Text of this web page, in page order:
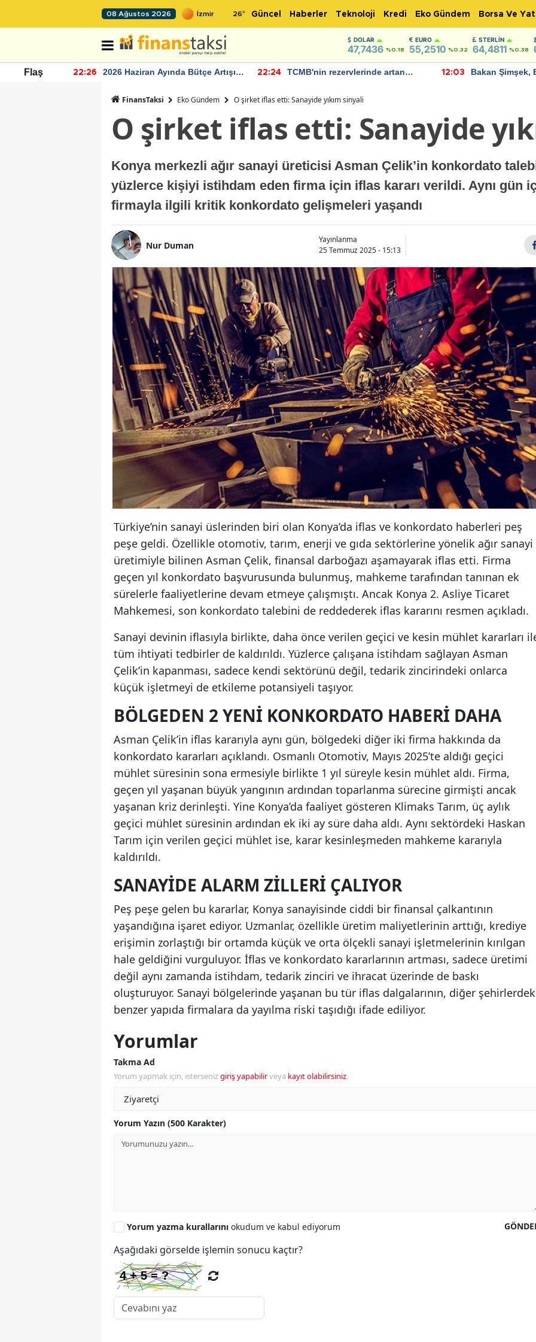
08 Ağustos 2026 26° Güncel Haberler Teknoloji Kredi Eko Gündem Borsa Ve
DOLAR
47,7436 %0.18
EURO
55,2510 %0.32
STERLIN
64,4811 %0.38
Flaş 22:26
2026 Haziran Ayında Bütçe Artışı
22:24
TCMB'nin rezervlerinde artan
12:03
Bakan Şimşek,
FinansTaksi Eko Gündem O şirket iflas etti: Sanayide yıkım sinyali
O şirket iflas etti: Sanayide
Konya merkezli ağır sanayi üreticisi Asman Çelik’in konkordato
yüzlerce kişiyi istihdam eden firma için iflas kararı verildi. Aynı gün
firmayla ilgili kritik konkordato gelişmeleri yaşandı
Nur Duman
Yayınlanma
25 Temmuz 2025 - 15:13
Türkiye’nin sanayi üslerinden biri olan Konya’da iflas ve konkordato haberleri peş
peşe geldi. Özellikle otomotiv, tarım, enerji ve gıda sektörlerine yönelik ağır sanayi
üretimiyle bilinen Asman Çelik, finansal darboğazı aşamayarak iflas etti. Firma
geçen yıl konkordato başvurusunda bulunmuş, mahkeme tarafından tanınan ek
sürelerle faaliyetlerine devam etmeye çalışmıştı. Ancak Konya 2. Asliye Ticaret
Mahkemesi, son konkordato talebini de reddederek iflas kararını resmen açıkladı.
Sanayi devinin iflasıyla birlikte, daha önce verilen geçici ve kesin mühlet kararları
tüm ihtiyati tedbirler de kaldırıldı. Yüzlerce çalışana istihdam sağlayan Asman
Çelik’in kapanması, sadece kendi sektörünü değil, tedarik zincirindeki onlarca
küçük işletmeyi de etkileme potansiyeli taşıyor.
BÖLGEDEN 2 YENI KONKORDATO HABERI DAHA
Asman Çelik’in iflas kararıyla aynı gün, bölgedeki diğer iki firma hakkında da
konkordato kararları açıklandı. Osmanlı Otomotiv, Mayıs 2025’te aldığı geçici
mühlet süresinin sona ermesiyle birlikte 1 yıl süreyle kesin mühlet aldı. Firma,
geçen yıl yaşanan büyük yangının ardından toparlanma sürecine girmişti ancak
yaşanan kriz derinleşti. Yine Konya’da faaliyet gösteren Klimaks Tarım, üç aylık
geçici mühlet süresinin ardından ek iki ay süre daha aldı. Aynı sektördeki Haskan
Tarım için verilen geçici mühlet ise, karar kesinleşmeden mahkeme kararıyla
kaldırıldı.
SANAYIDE ALARM ZILLERI ÇALIYOR
Peş peşe gelen bu kararlar, Konya sanayisinde ciddi bir finansal çalkantının
yaşandığına işaret ediyor. Uzmanlar, özellikle üretim maliyetlerinin arttığı, krediye
erişimin zorlaştığı bir ortamda küçük ve orta ölçekli sanayi işletmelerinin kırılgan
hale geldiğini vurguluyor. İflas ve konkordato kararlarının artması, sadece üretimi
değil aynı zamanda istihdam, tedarik zinciri ve ihracat üzerinde de baskı
oluşturuyor. Sanayi bölgelerinde yaşanan bu tür iflas dalgalarının, diğer
benzer yapıda firmalara da yayılma riski taşıdığı ifade ediliyor.
Yorumlar
Takma Ad
Yorum yapmak için, istersenizgiriş yapabilirveya kayıt olabilirsiniz.
Yorum Yazın (500 Karakter)
Yorum yazma kurallarını okudum ve kabul ediyorum
Aşağıdaki görselde işlemin sonucu kaçtır?